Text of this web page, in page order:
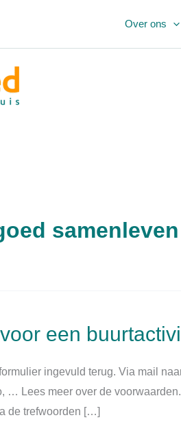
Over ons
samenleven
een
ingevuld terug. Via mail
… Lees meer over de
de trefwoorden […]